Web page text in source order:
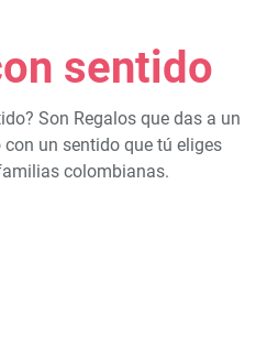
sentido
Son Regalos que das a un
un sentido que tú eliges
colombianas.